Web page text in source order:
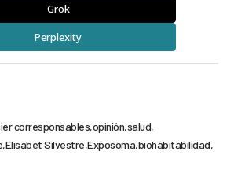
Grok
Perplexity
corresponsables opinión salud
Elisabet Silvestre Exposoma biohabitabilidad